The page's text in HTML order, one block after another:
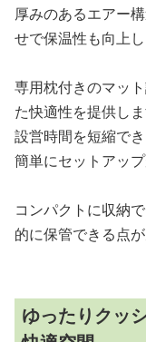
厚みのあるエアー
せで保温性も向上し
専用枕付きのマッ
た快適性を提供しま
設営時間を短縮で
簡単にセットアップ
コンパクトに収納
的に保管できる点が
ゆったりクッ